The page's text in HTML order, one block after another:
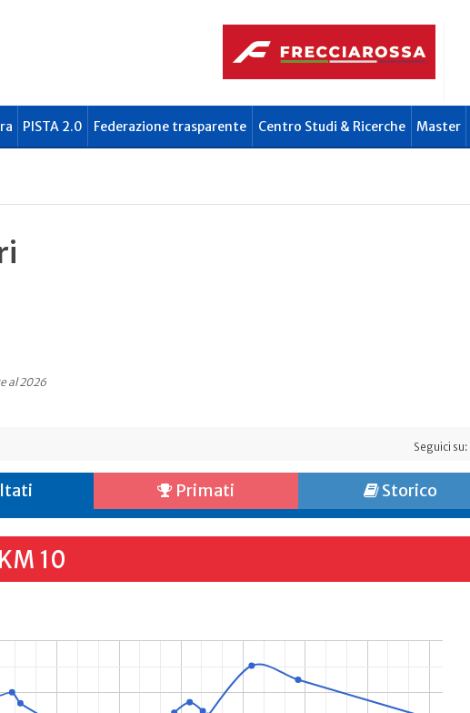
PISTA 2.0 Federazione trasparente Centro Studi & Ricerche Master
al 2026
Seguici su:
Primati Storico
10